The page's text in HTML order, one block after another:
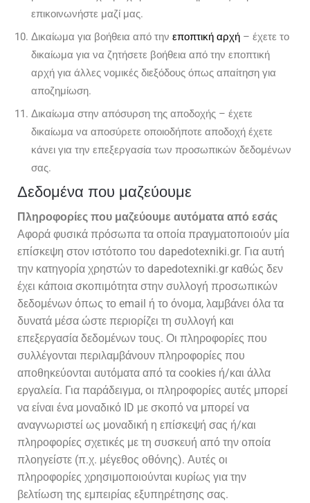
επικοινωνήστε μαζί μας.
Δικαίωμα για βοήθεια από την εποπτική αρχή – έχετε το
δικαίωμα για να ζητήσετε βοήθεια από την εποπτική
αρχή για άλλες νομικές διεξόδους όπως απαίτηση για
αποζημίωση.
Δικαίωμα στην απόσυρση της αποδοχής – έχετε
δικαίωμα να αποσύρετε οποιοδήποτε αποδοχή έχετε
κάνει για την επεξεργασία των προσωπικών δεδομένων
σας.
Δεδομένα που μαζεύουμε
Πληροφορίες που μαζεύουμε αυτόματα από εσάς
Αφορά φυσικά πρόσωπα τα οποία πραγματοποιούν μία
επίσκεψη στον ιστότοπο του dapedotexniki.gr. Για αυτή
την κατηγορία χρηστών το dapedotexniki.gr καθώς δεν
έχει κάποια σκοπιμότητα στην συλλογή προσωπικών
δεδομένων όπως το email ή το όνομα, λαμβάνει όλα τα
δυνατά μέσα ώστε περιορίζει τη συλλογή και
επεξεργασία δεδομένων τους. Οι πληροφορίες που
συλλέγονται περιλαμβάνουν πληροφορίες που
αποθηκεύονται αυτόματα από τα cookies ή/και άλλα
εργαλεία. Για παράδειγμα, οι πληροφορίες αυτές μπορεί
να είναι ένα μοναδικό ID με σκοπό να μπορεί να
αναγνωριστεί ως μοναδική η επίσκεψή σας ή/και
πληροφορίες σχετικές με τη συσκευή από την οποία
πλοηγείστε (π.χ. μέγεθος οθόνης). Αυτές οι
πληροφορίες χρησιμοποιούνται κυρίως για την
βελτίωση της εμπειρίας εξυπηρέτησης σας.